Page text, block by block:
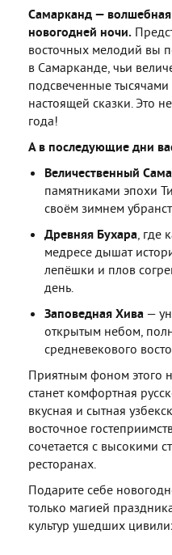
Самарканд —
новогодней ночи.
восточных мелодий вы
в Самарканде, чьи
подсвеченные
настоящей сказки. Это
года!
А в последующие дни
Величественный
памятниками эпохи
своём зимнем
Древняя Бухара ,
медресе дышат
лепёшки и плов
день.
Заповедная Хива —
открытым небом,
средневекового
Приятным фоном этого
станет комфортная
вкусная и сытная
восточное
сочетается с высокими
ресторанах.
Подарите себе
только магией
культур ушедших